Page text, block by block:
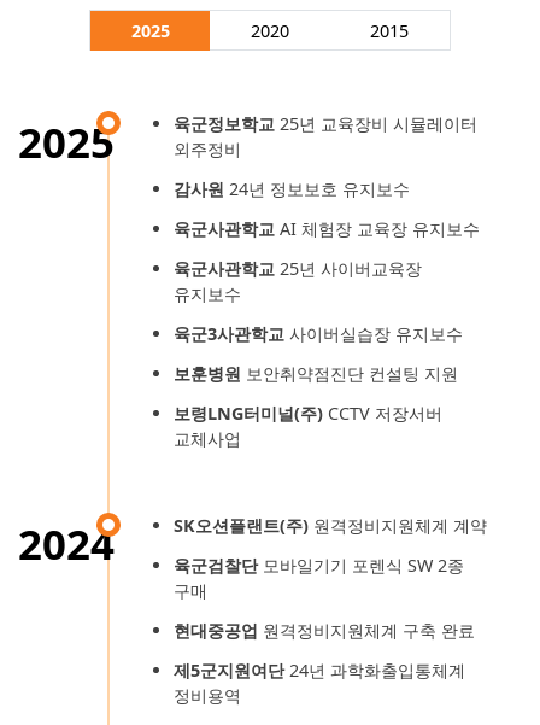
2025 2020 2015
2025 육군정보학교25년 교육장비 시뮬레이터
외주정비
감사원 24년 정보보호 유지보수
육군사관학교AI 체험장 교육장 유지보수
육군사관학교25년 사이버교육장
유지보수
육군3사관학교사이버실습장 유지보수
보훈병원 보안취약점진단 컨설팅 지원
보령LNG터미널(주) CCTV 저장서버
교체사업
2024 SK오션플랜트(주)원격정비지원체계 계약
육군검찰단모바일기기 포렌식 SW 2종
구매
현대중공업 원격정비지원체계 구축 완료
제5군지원여단24년 과학화출입통체계
정비용역